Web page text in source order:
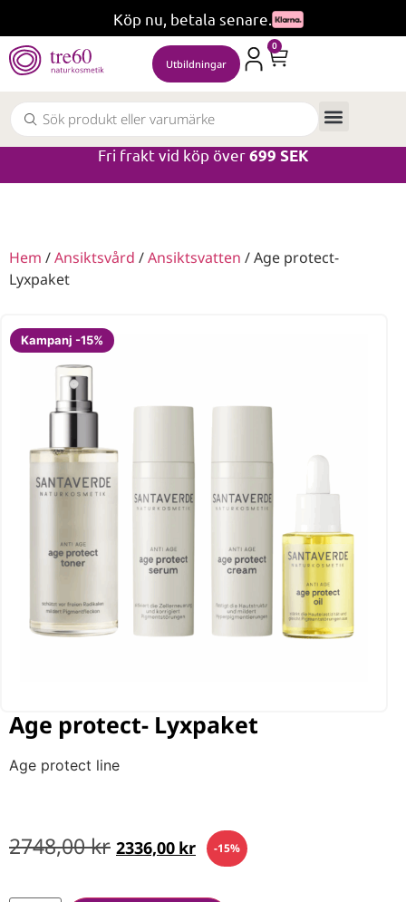
Köp nu, betala senare.
Utbildningar
0
Fri frakt vid köp över699 SEK
Hem /Ansiktsvård /Ansiktsvatten / Age protect-
Lyxpaket
Kampanj -15%
Age protect- Lyxpaket
Age protect line
2748,00kr 2336,00 kr -15%